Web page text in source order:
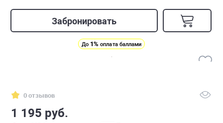
Забронировать
До 1% оплата баллами
0 отзывов
1 195 руб.